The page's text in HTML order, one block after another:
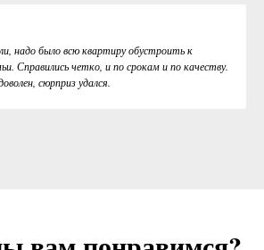
надо было всю квартиру обустроить к
Справились четко, и по срокам и по качеству.
сюрприз удался.